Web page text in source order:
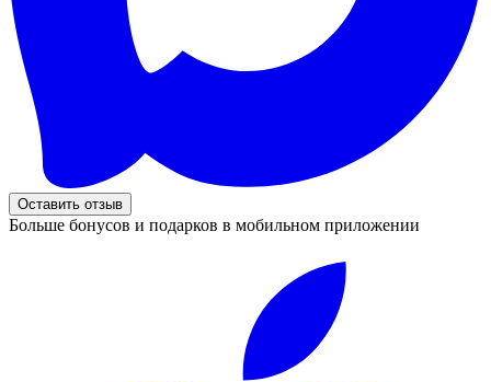
Оставить отзыв
Больше бонусов и подарков в мобильном приложении